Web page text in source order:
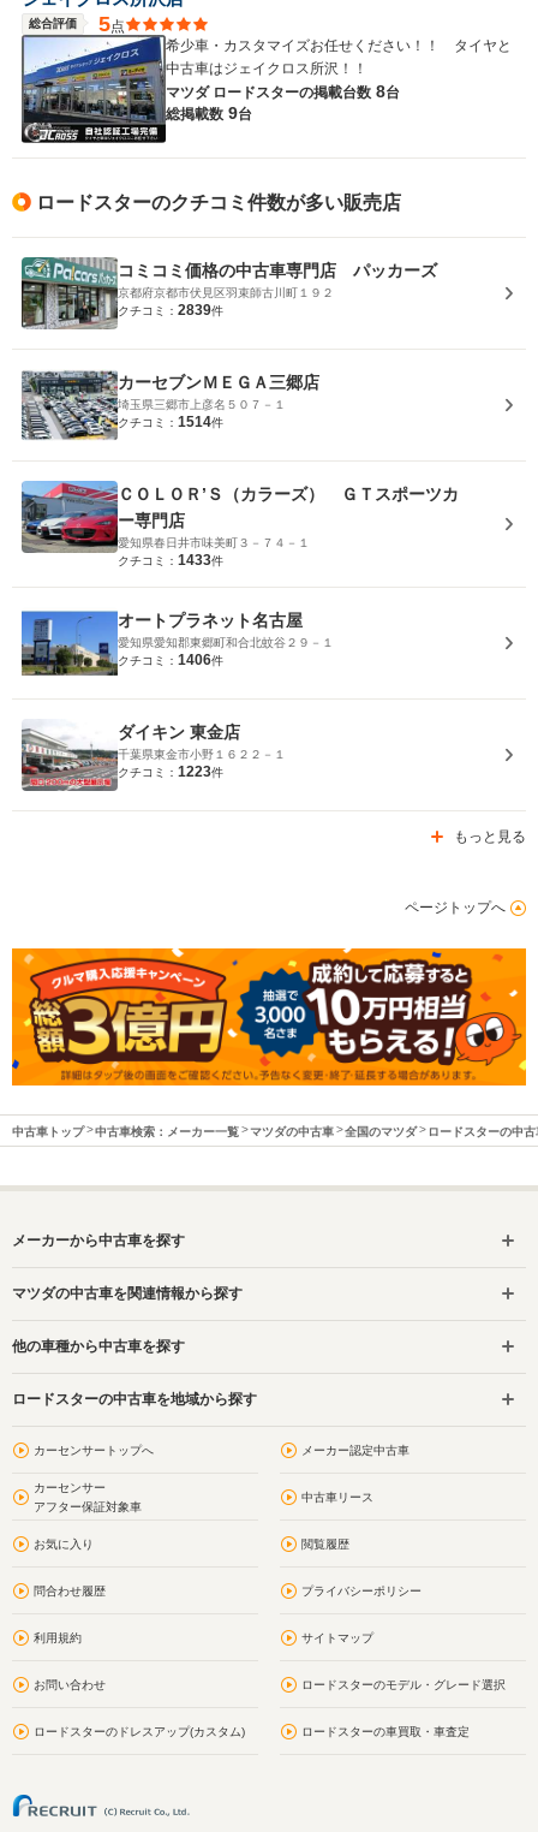
総合評価 5点
希少車・カスタマイズお任せください！！ タイヤと
中古車はジェイクロス所沢！！
マツダ ロードスターの掲載台数 8台
総掲載数 9台
ロードスターのクチコミ件数が多い販売店
コミコミ価格の中古車専門店 パッカーズ
京都府京都市伏見区羽束師古川町１９２
クチコミ： 2839件
カーセブンＭＥＧＡ三郷店
埼玉県三郷市上彦名５０７－１
クチコミ： 1514件
ＣＯＬＯＲ’Ｓ（カラーズ） ＧＴスポーツカ
ー専門店
愛知県春日井市味美町３－７４－１
クチコミ： 1433件
オートプラネット名古屋
愛知県愛知郡東郷町和合北蚊谷２９－１
クチコミ： 1406件
ダイキン 東金店
千葉県東金市小野１６２２－１
クチコミ： 1223件
もっと見る
ページトップへ
中古車トップ 中古車検索：メーカー一覧 マツダの中古車 全国のマツダ ロードスターの中古
メーカーから中古車を探す
マツダの中古車を関連情報から探す
他の車種から中古車を探す
ロードスターの中古車を地域から探す
カーセンサートップへ メーカー認定中古車
カーセンサー
アフター保証対象車
中古車リース
お気に入り 閲覧履歴
問合わせ履歴 プライバシーポリシー
利用規約 サイトマップ
お問い合わせ ロードスターのモデル・グレード選択
ロードスターのドレスアップ(カスタム) ロードスターの車買取・車査定